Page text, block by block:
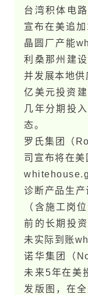
台​湾积体电
宣布在美追
晶圆厂产能​
利桑那州建
并发展本地
亿美元投资
几年分期投
态。
罗氏集团（
司宣布将在
诊断产品生
（含施工岗
前的长期投
未实际到账​
诺华集团（
未​来5年在美
发版图，在